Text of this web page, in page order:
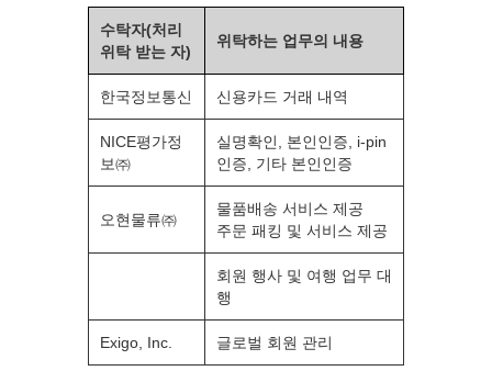
수탁자(처리
위탁 받는 자)
위탁하는 업무의 내용
한국정보통신 신용카드 거래 내역
NICE평가정
보㈜
실명확인, 본인인증, i-pin
인증, 기타 본인인증
오현물류㈜
물품배송 서비스 제공
주문 패킹 및 서비스 제공
회원 행사 및 여행 업무 대
행
Exigo, Inc. 글로벌 회원 관리